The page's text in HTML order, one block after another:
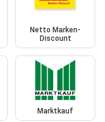
Netto Marken-
Discount
Marktkauf